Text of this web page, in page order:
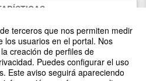
terceros que nos permiten medir
los usuarios en el portal. Nos
creación de perfiles de
Puedes configurar el uso
Este aviso seguirá apareciendo
EL SIGUIENTE CÓDIGO